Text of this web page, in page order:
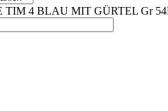
TIM 4 BLAU MIT GÜRTEL Gr